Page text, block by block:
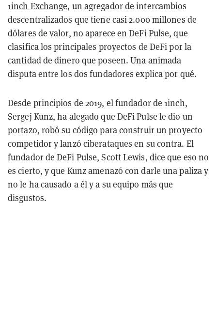
1inch Exchange, un agregador de intercambios
descentralizados que tiene casi 2.000 millones de
dólares de valor, no aparece en DeFi Pulse, que
clasifica los principales proyectos de DeFi por la
cantidad de dinero que poseen. Una animada
disputa entre los dos fundadores explica por qué.
Desde principios de 2019, el fundador de 1inch,
Sergej Kunz, ha alegado que DeFi Pulse le dio un
portazo, robó su código para construir un proyecto
competidor y lanzó ciberataques en su contra. El
fundador de DeFi Pulse, Scott Lewis, dice que eso no
es cierto, y que Kunz amenazó con darle una paliza y
no le ha causado a él y a su equipo más que
disgustos.